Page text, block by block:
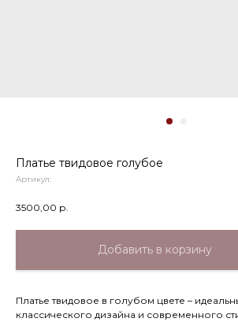
Платье твидовое голубое
Артикул:
3500,00 р.
Добавить в корзину
Платье твидовое в голубом цвете –
классического дизайна и современного